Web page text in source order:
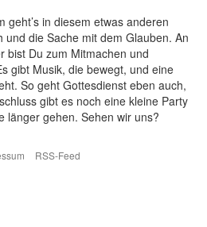
geht’s in diesem etwas anderen
und die Sache mit dem Glauben. An
bist Du zum Mitmachen und
gibt Musik, die bewegt, und eine
So geht Gottesdienst eben auch,
gibt es noch eine kleine Party
länger gehen. Sehen wir uns?
RSS-Feed